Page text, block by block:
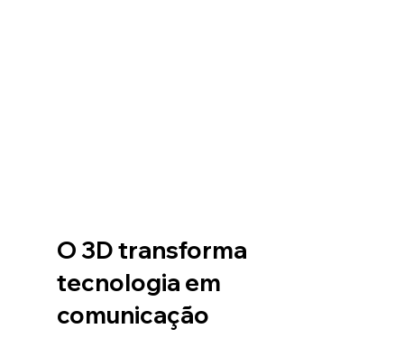
O 3D transforma
tecnologia em
comunicação